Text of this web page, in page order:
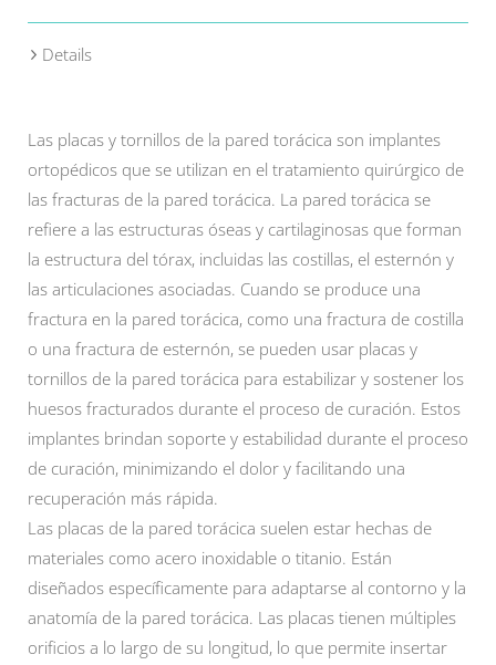
Details
Las placas y tornillos de la pared torácica son implantes
ortopédicos que se utilizan en el tratamiento quirúrgico de
las fracturas de la pared torácica. La pared torácica se
refiere a las estructuras óseas y cartilaginosas que forman
la estructura del tórax, incluidas las costillas, el esternón y
las articulaciones asociadas. Cuando se produce una
fractura en la pared torácica, como una fractura de costilla
o una fractura de esternón, se pueden usar placas y
tornillos de la pared torácica para estabilizar y sostener los
huesos fracturados durante el proceso de curación. Estos
implantes brindan soporte y estabilidad durante el proceso
de curación, minimizando el dolor y facilitando una
recuperación más rápida.
Las placas de la pared torácica suelen estar hechas de
materiales como acero inoxidable o titanio. Están
diseñados específicamente para adaptarse al contorno y la
anatomía de la pared torácica. Las placas tienen múltiples
orificios a lo largo de su longitud, lo que permite insertar